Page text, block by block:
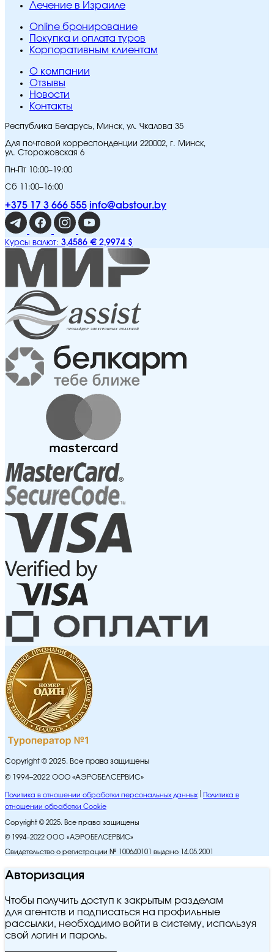
Лечение в Израиле
Online бронирование
Покупка и оплата туров
Корпоративным клиентам
O компании
Отзывы
Новости
Контакты
Республика Беларусь, Минск, ул. Чкалова 35
Для почтовой корреспонденции 220002, г. Минск,
ул. Сторожовская 6
Пн-Пт 10:00–19:00
Сб 11:00–16:00
+375 17 3 666 555 info@abstour.by
Курсы валют: 3,4586 € 2,9974 $
Copyright © 2025. Все права защищены
© 1994–2022 ООО «АЭРОБЕЛСЕРВИС»
Политика в отношении обработки персональных данных
Политика в
отношении обработки Cookie
Copyright © 2025. Все права защищены
© 1994–2022 ООО «АЭРОБЕЛСЕРВИС»
Свидетельство о регистрации № 100640101 выдано 14.05.2001
Авторизация
Чтобы получить доступ к закрытым разделам
для агентств и подписаться на профильные
рассылки, необходимо войти в систему, используя
свой логин и пароль.